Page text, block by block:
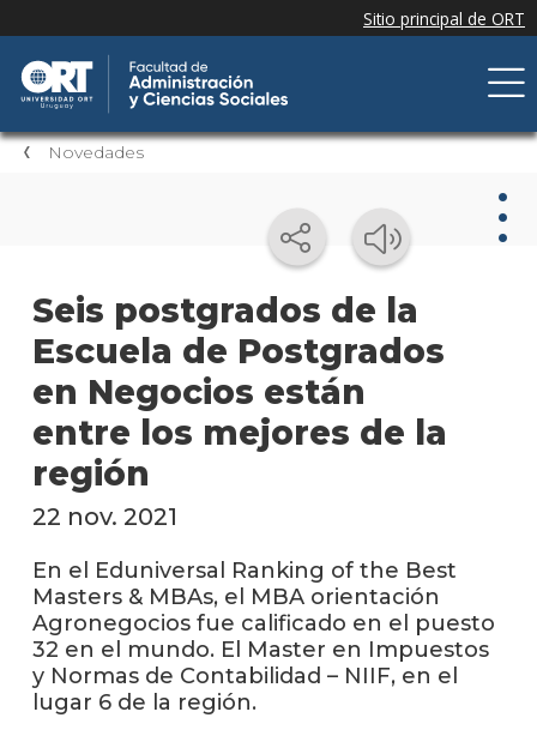
Novedades
Seis postgrados de la
Escuela de Postgrados
en Negocios están
entre los mejores de la
región
La
22 nov. 2021
En el Eduniversal Ranking of the Best
Masters & MBAs, el MBA orientación
Agronegocios fue calificado en el puesto
32 en el mundo. El Master en Impuestos
y Normas de Contabilidad – NIIF, en el
lugar 6 de la región.